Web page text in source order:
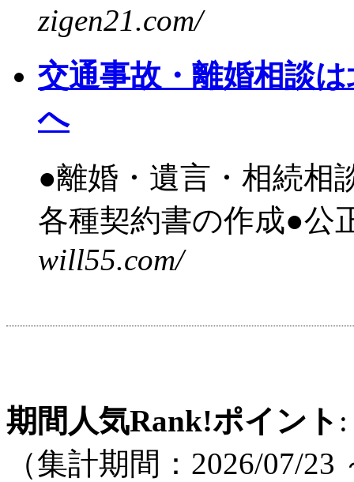
zigen21.com/
交通事故・離婚相談
へ
●離婚・遺言・相続相
各種契約書の作成●公
will55.com/
期間人気Rank!ポイント
（集計期間：2026/07/23